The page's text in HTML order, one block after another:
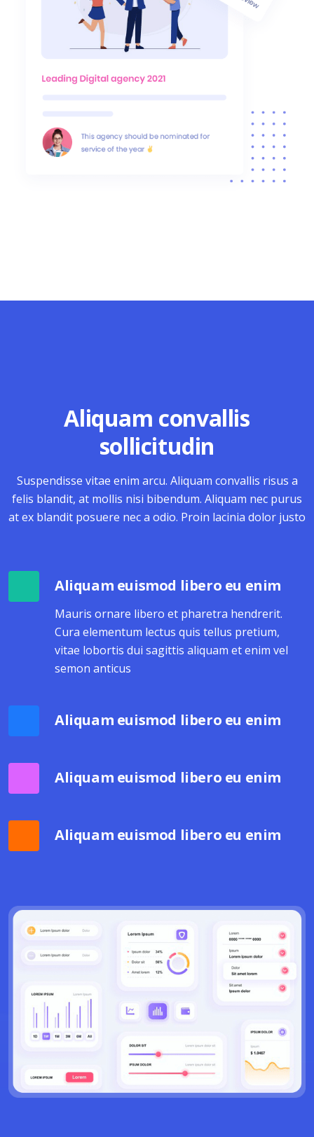
Aliquam convallis
sollicitudin
Suspendisse vitae enim arcu. Aliquam convallis risus a
felis blandit, at mollis nisi bibendum. Aliquam nec purus
at ex blandit posuere nec a odio. Proin lacinia dolor justo
Aliquam euismod libero eu enim
Mauris ornare libero et pharetra hendrerit.
Cura elementum lectus quis tellus pretium,
vitae lobortis dui sagittis aliquam et enim vel
semon anticus
Aliquam euismod libero eu enim
Aliquam euismod libero eu enim
Aliquam euismod libero eu enim